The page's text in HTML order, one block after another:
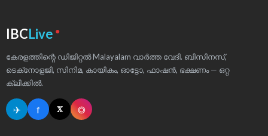
IBCLive ●
കേരളത്തിന്റെ ഡിജിറ്റൽ Malayalam വാർത്ത വേദി. ബിസിനസ്,
ടെക്‌നോളജി, സിനിമ, കായികം, ഓട്ടോ, ഫാഷൻ, ഭക്ഷണം — ഒറ്റ
ക്ലിക്കിൽ.
✈ f 𝕏 ◎